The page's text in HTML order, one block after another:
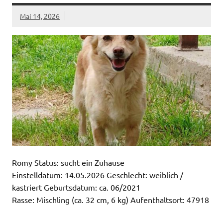
Mai 14, 2026
Romy Status: sucht ein Zuhause
Einstelldatum: 14.05.2026 Geschlecht: weiblich /
kastriert Geburtsdatum: ca. 06/2021
Rasse: Mischling (ca. 32 cm, 6 kg) Aufenthaltsort: 47918